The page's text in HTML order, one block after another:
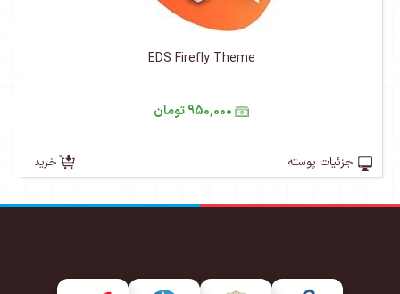
EDS Firefly Theme
جزئیات پوسته خرید